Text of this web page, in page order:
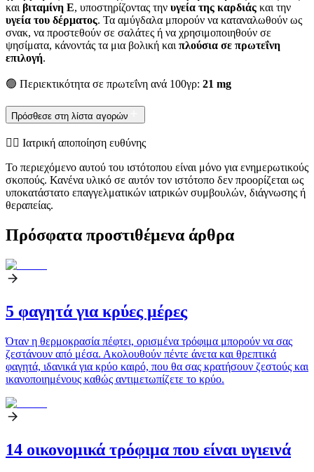
και βιταμίνη Ε, υποστηρίζοντας την υγεία της καρδιάς και την
υγεία του δέρματος. Τα αμύγδαλα μπορούν να καταναλωθούν ως
σνακ, να προστεθούν σε σαλάτες ή να χρησιμοποιηθούν σε
ψησίματα, κάνοντάς τα μια βολική και πλούσια σε πρωτεΐνη
επιλογή.
🟢 Περιεκτικότητα σε πρωτεΐνη ανά 100γρ: 21 mg
Πρόσθεσε στη λίστα αγορών
👨‍⚕️️ Ιατρική αποποίηση ευθύνης
Το περιεχόμενο αυτού του ιστότοπου είναι μόνο για ενημερωτικούς
σκοπούς. Κανένα υλικό σε αυτόν τον ιστότοπο δεν προορίζεται ως
υποκατάστατο επαγγελματικών ιατρικών συμβουλών, διάγνωσης ή
θεραπείας.
Πρόσφατα προστιθέμενα άρθρα
5 φαγητά για κρύες μέρες
Όταν η θερμοκρασία πέφτει, ορισμένα τρόφιμα μπορούν να σας
ζεστάνουν από μέσα. Ακολουθούν πέντε άνετα και θρεπτικά
φαγητά, ιδανικά για κρύο καιρό, που θα σας κρατήσουν ζεστούς και
ικανοποιημένους καθώς αντιμετωπίζετε το κρύο.
14 οικονομικά τρόφιμα που είναι υγιεινά